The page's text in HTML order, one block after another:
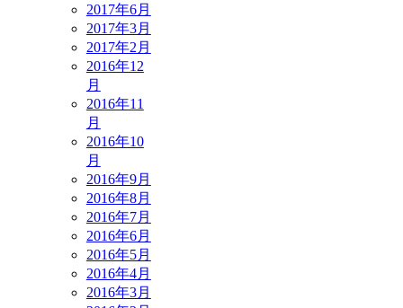
2017年6月
2017年3月
2017年2月
2016年12
月
2016年11
月
2016年10
月
2016年9月
2016年8月
2016年7月
2016年6月
2016年5月
2016年4月
2016年3月